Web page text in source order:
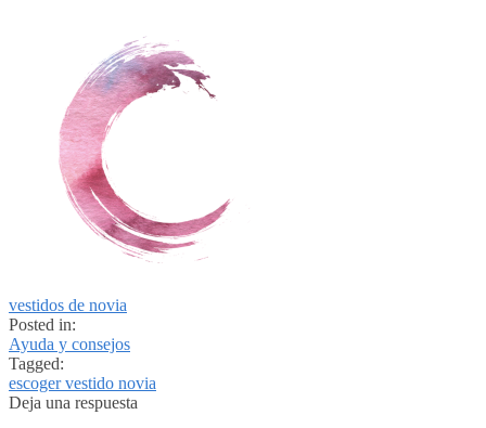
vestidos de novia
Posted in:
Ayuda y consejos
Tagged:
escoger vestido novia
Deja una respuesta